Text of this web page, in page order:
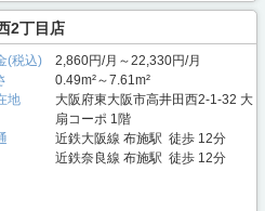
2丁目店
(税込)
2,860円/月～22,330円/月
0.49m²～7.61m²
地
大阪府東大阪市高井田西2-1-32 大
扇コーポ 1階
近鉄大阪線 布施駅 徒歩 12分
近鉄奈良線 布施駅 徒歩 12分